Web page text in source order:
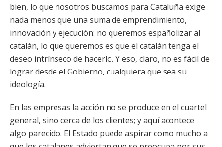
bien, lo que nosotros buscamos para Cataluña exige
nada menos que una suma de emprendimiento,
innovación y ejecución: no queremos españolizar al
catalán, lo que queremos es que el catalán tenga el
deseo intrínseco de hacerlo. Y eso, claro, no es fácil de
lograr desde el Gobierno, cualquiera que sea su
ideología.
En las empresas la acción no se produce en el cuartel
general, sino cerca de los clientes; y aquí acontece
algo parecido. El Estado puede aspirar como mucho a